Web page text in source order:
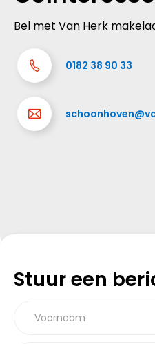
Bel met Van Herk
0182 38 90 33
Stuur een
Voornaam